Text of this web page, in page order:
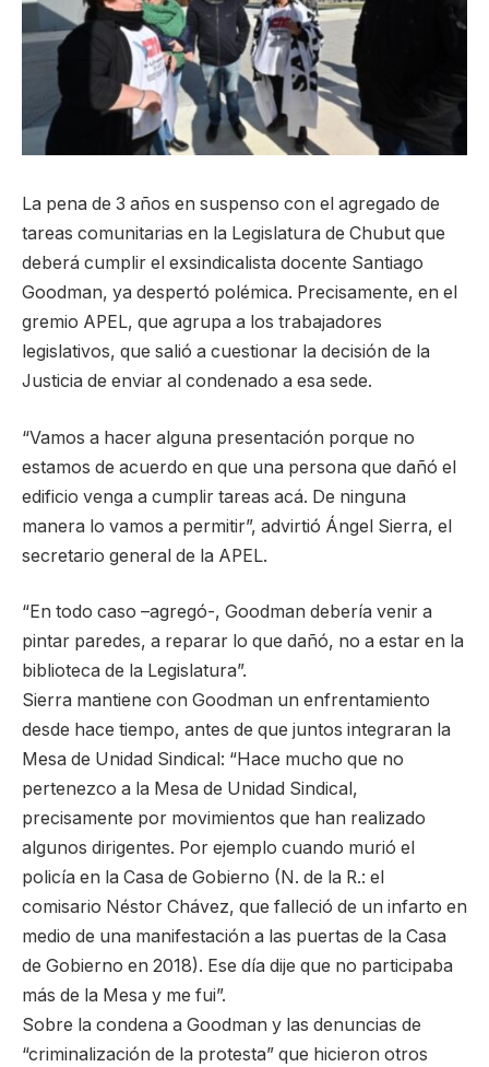
La pena de 3 años en suspenso con el agregado de
tareas comunitarias en la Legislatura de Chubut que
deberá cumplir el exsindicalista docente Santiago
Goodman, ya despertó polémica. Precisamente, en el
gremio APEL, que agrupa a los trabajadores
legislativos, que salió a cuestionar la decisión de la
Justicia de enviar al condenado a esa sede.
“Vamos a hacer alguna presentación porque no
estamos de acuerdo en que una persona que dañó el
edificio venga a cumplir tareas acá. De ninguna
manera lo vamos a permitir”, advirtió Ángel Sierra, el
secretario general de la APEL.
“En todo caso –agregó-, Goodman debería venir a
pintar paredes, a reparar lo que dañó, no a estar en la
biblioteca de la Legislatura”.
Sierra mantiene con Goodman un enfrentamiento
desde hace tiempo, antes de que juntos integraran la
Mesa de Unidad Sindical: “Hace mucho que no
pertenezco a la Mesa de Unidad Sindical,
precisamente por movimientos que han realizado
algunos dirigentes. Por ejemplo cuando murió el
policía en la Casa de Gobierno (N. de la R.: el
comisario Néstor Chávez, que falleció de un infarto en
medio de una manifestación a las puertas de la Casa
de Gobierno en 2018). Ese día dije que no participaba
más de la Mesa y me fui”.
Sobre la condena a Goodman y las denuncias de
“criminalización de la protesta” que hicieron otros